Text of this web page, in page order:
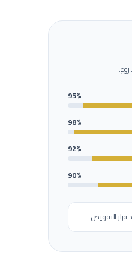
95%
98%
92%
90%
قرار التفويض.